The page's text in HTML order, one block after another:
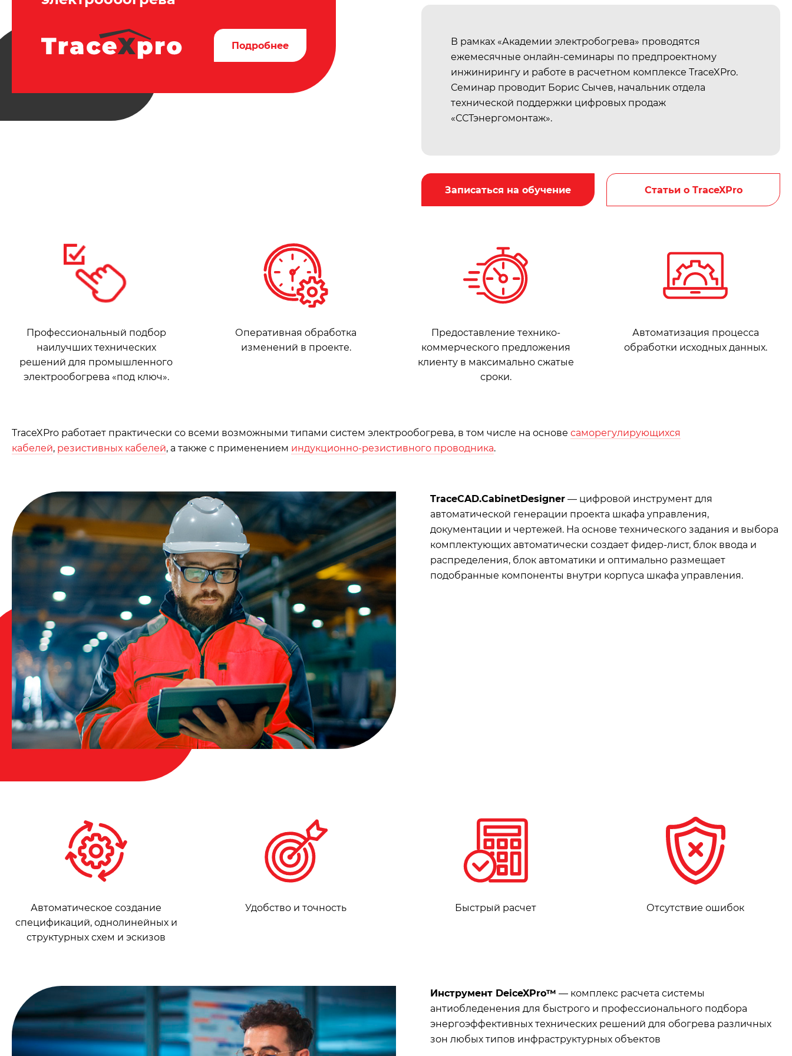
Подробнее
В рамках «Академии электробогрева» проводятся
ежемесячные онлайн-семинары по предпроектному
инжинирингу и работе в расчетном комплексе TraceXPro.
Семинар проводит Борис Сычев, начальник отдела
технической поддержки цифровых продаж
«ССТэнергомонтаж».
Записаться на обучение Статьи о TraceXPro
Профессиональный подбор
наилучших технических
решений для промышленного
электрообогрева «под ключ».
Оперативная обработка
изменений в проекте.
Предоставление технико-
коммерческого предложения
клиенту в максимально сжатые
сроки.
Автоматизация процесса
обработки исходных данных.
TraceXPro работает практически со всеми возможными типами систем электрообогрева, в том числе на основе саморегулирующихся
кабелей, резистивных кабелей, а также с применением индукционно-резистивного проводника.
TraceCAD.CabinetDesigner — цифровой инструмент для
автоматической генерации проекта шкафа управления,
документации и чертежей. На основе технического задания и выбора
комплектующих автоматически создает фидер-лист, блок ввода и
распределения, блок автоматики и оптимально размещает
подобранные компоненты внутри корпуса шкафа управления.
Автоматическое создание
спецификаций, однолинейных и
структурных схем и эскизов
Удобство и точность Быстрый расчет Отсутствие ошибок
Инструмент DeiceXPro™ — комплекс расчета системы
антиобледенения для быстрого и профессионального подбора
энергоэффективных технических решений для обогрева различных
зон любых типов инфраструктурных объектов